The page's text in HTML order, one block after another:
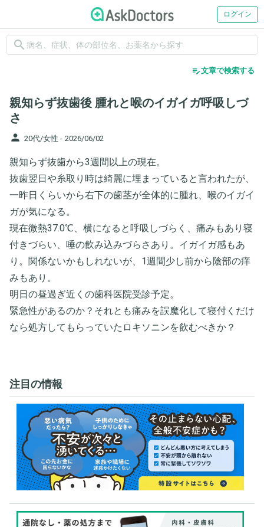
ログイン
search
edit_note文章で検索する
親知らず抜歯後 腫れと喉のイガイガ呼吸しづ
さ
person 20代/女性 - 2026/06/02
親知らず抜歯から3週間以上の現在。
抜歯翌日や糸取り時は綺麗に埋まっていると言われたが、
一昨日くらいから右下の歯茎が全体的に腫れ、喉のイガイ
ガが気になる。
現在微熱37.0℃、横になると呼吸しづらく、痛みもあり寝
付きづらい、唾の飲み込みづらさあり。イガイガ感もあ
り。関係ないかもしれないが、1週間少し前から陰部の痒
みもあり。
明日の昼過ぎ近くの歯科医院受診予定。
緊急性があるのか？それとも痛みを誤魔化して寝付くだけ
なら処方してもらっていたロキソニンを飲むべきか？
注目の情報